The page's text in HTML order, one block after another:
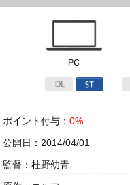
ポイント付与：0%
公開日：2014/04/01
監督：杜野幼青